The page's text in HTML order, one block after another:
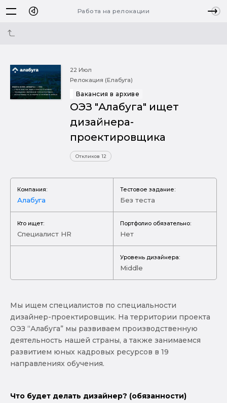
Работа на релокации
22 Июл
Релокация (Елабуга)
Вакансия в архиве
ОЭЗ "Алабуга" ищет
дизайнера-
проектировщика
Откликов 12
Компания:
Алабуга
Тестовое задание:
Без теста
Кто ищет:
Специалист HR
Портфолио обязательно:
Нет
Уровень дизайнера:
Middle
Мы ищем специалистов по специальности
дизайнер-проектировщик. На территории проекта
ОЭЗ “Алабуга” мы развиваем производственную
деятельность нашей страны, а также занимаемся
развитием юных кадровых ресурсов в 19
направлениях обучения.
Что будет делать дизайнер? (обязанности)